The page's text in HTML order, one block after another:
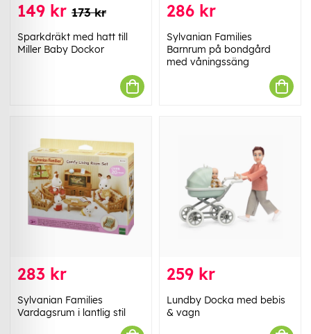
149 kr 173 kr
Sparkdräkt med hatt till
Miller Baby Dockor
286 kr
Sylvanian Families
Barnrum på bondgård
med våningssäng
283 kr
Sylvanian Families
Vardagsrum i lantlig stil
259 kr
Lundby Docka med bebis
& vagn